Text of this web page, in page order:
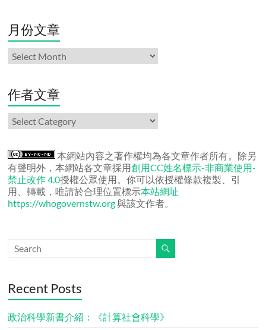
月份文章
月
份
章
作者文章
作
者
章
本網站內容之著作權均為各文章作者所有。除另
有聲明外，本網站各文章採用創用CC姓名標示-非商業使用-
禁止改作 4.0授權公眾使用。你可以依授權條款複製、引
用、轉載，唯請於合理位置標示本站網址
https://whogovernstw.org與該文作者。
Recent Posts
政治科學新書介紹：《計算社會科學》